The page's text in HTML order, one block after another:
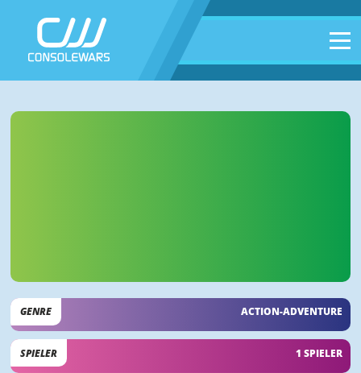
GENRE ACTION-ADVENTURE
SPIELER 1 SPIELER